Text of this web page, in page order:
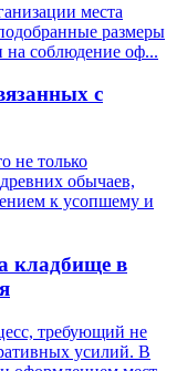
места
размеры
соблюдение оф...
с
не только
обычаев,
к усопшему и
кладбище в
требующий не
усилий. В